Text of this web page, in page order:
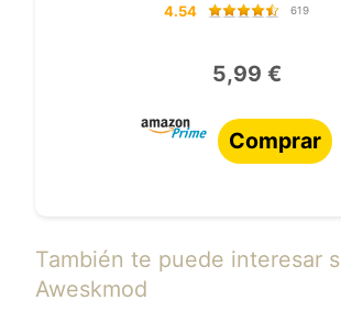
4.54 619
5,99 €
Comprar
También te puede interesar
Aweskmod